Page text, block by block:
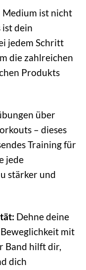
Medium ist nicht
ist dein
jedem Schritt
die zahlreichen
Produkts
über
– dieses
Training für
jede
stärker und
Dehne deine
mit
Band hilft dir,
dich